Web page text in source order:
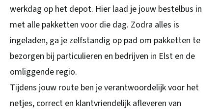
werkdag op het depot. Hier laad je jouw bestelbus in
met alle pakketten voor die dag. Zodra alles is
ingeladen, ga je zelfstandig op pad om pakketten te
bezorgen bij particulieren en bedrijven in Elst en de
omliggende regio.
Tijdens jouw route ben je verantwoordelijk voor het
netjes, correct en klantvriendelijk afleveren van